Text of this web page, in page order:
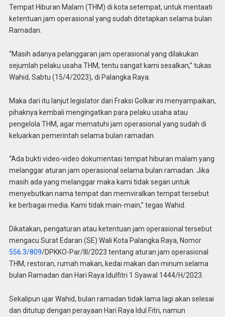
Tempat Hiburan Malam (THM) di kota setempat, untuk mentaati
ketentuan jam operasional yang sudah ditetapkan selama bulan
Ramadan.
“Masih adanya pelanggaran jam operasional yang dilakukan
sejumlah pelaku usaha THM, tentu sangat kami sesalkan,” tukas
Wahid, Sabtu (15/4/2023), di Palangka Raya.
Maka dari itu lanjut legislator dari Fraksi Golkar ini menyampaikan,
pihaknya kembali mengingatkan para pelaku usaha atau
pengelola THM, agar mematuhi jam operasional yang sudah di
keluarkan pemerintah selama bulan ramadan.
“Ada bukti video-video dokumentasi tempat hiburan malam yang
melanggar aturan jam operasional selama bulan ramadan. Jika
masih ada yang melanggar maka kami tidak segan untuk
menyebutkan nama tempat dan memviralkan tempat tersebut
ke berbagai media. Kami tidak main-main,” tegas Wahid.
Dikatakan, pengaturan atau ketentuan jam operasional tersebut
mengacu Surat Edaran (SE) Wali Kota Palangka Raya, Nomor
556.3/809/DPKKO-Par/III/2023 tentang aturan jam operasional
THM, restoran, rumah makan, kedai makan dan minum selama
bulan Ramadan dan Hari Raya Idulfitri 1 Syawal 1444/H/2023.
Sekalipun ujar Wahid, bulan ramadan tidak lama lagi akan selesai
dan ditutup dengan perayaan Hari Raya Idul Fitri, namun